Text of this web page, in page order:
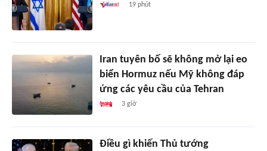
19 phút
Iran tuyên bố sẽ không mở lại eo
biển Hormuz nếu Mỹ không đáp
ứng các yêu cầu của Tehran
3 giờ
Điều gì khiến Thủ tướng